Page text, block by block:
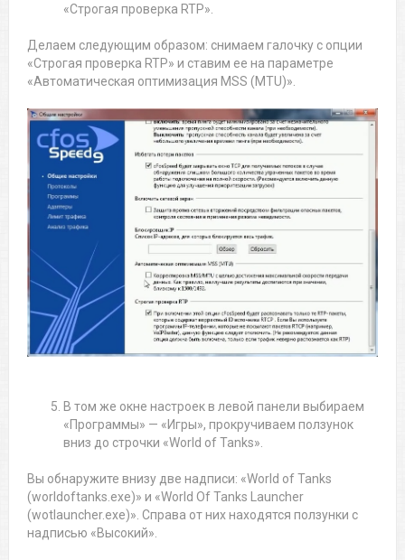
«Строгая проверка RTP».
Делаем следующим образом: снимаем галочку с опции
«Строгая проверка RTP» и ставим ее на параметре
«Автоматическая оптимизация MSS (MTU)».
В том же окне настроек в левой панели выбираем
«Программы» — «Игры», прокручиваем ползунок
вниз до строчки «World of Tanks».
Вы обнаружите внизу две надписи: «World of Tanks
(worldoftanks.exe)» и «World Of Tanks Launcher
(wotlauncher.exe)». Справа от них находятся ползунки с
надписью «Высокий».